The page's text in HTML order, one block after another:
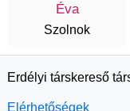
Éva
Szolnok
Erdélyi társkereső
Elérhetőségek